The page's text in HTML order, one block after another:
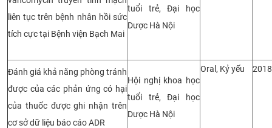
liên tục trên bệnh nhân hồi sức
tích cực tại Bệnh viện Bạch Mai
tuổi trẻ, Đại học
Dược Hà Nội
Đánh giá khả năng phòng tránh
được của các phản ứng có hại
của thuốc được ghi nhận trên
cơ sở dữ liệu báo cáo ADR
Hội nghị khoa học
tuổi trẻ, Đại học
Dược Hà Nội
Oral, Kỷ yếu 2018